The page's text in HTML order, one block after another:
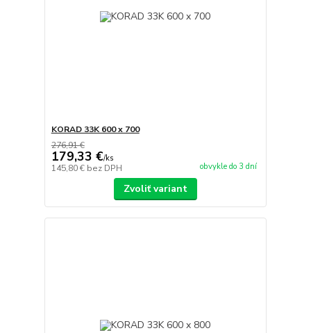
KORAD 33K 600 x 700
276,91 €
179,33 €/ks
145,80 € bez DPH obvykle do 3 dní
Zvoliť variant